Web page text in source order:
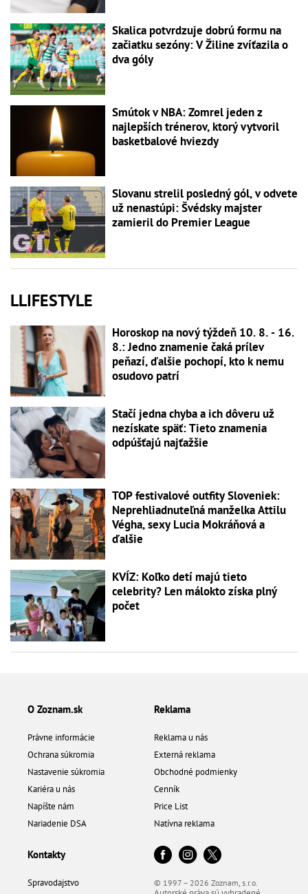
Skalica potvrdzuje dobrú formu na
začiatku sezóny: V Žiline zvíťazila o
dva góly
Smútok v NBA: Zomrel jeden z
najlepších trénerov, ktorý vytvoril
basketbalové hviezdy
Slovanu strelil posledný gól, v odvete
už nenastúpi: Švédsky majster
zamieril do Premier League
LLIFESTYLE
Horoskop na nový týždeň 10. 8. - 16.
8.: Jedno znamenie čaká prílev
peňazí, ďalšie pochopí, kto k nemu
osudovo patrí
Stačí jedna chyba a ich dôveru už
nezískate späť: Tieto znamenia
odpúšťajú najťažšie
TOP festivalové outfity Sloveniek:
Neprehliadnuteľná manželka Attilu
Végha, sexy Lucia Mokráňová a
ďalšie
KVÍZ: Koľko detí majú tieto
celebrity? Len málokto získa plný
počet
O Zoznam.sk
Právne informácie
Ochrana súkromia
Nastavenie súkromia
Kariéra u nás
Napíšte nám
Nariadenie DSA
Reklama
Reklama u nás
Externá reklama
Obchodné podmienky
Cenník
Price List
Natívna reklama
Kontakty
Spravodajstvo
© 1997 – 2026 Zoznam, s.r.o.